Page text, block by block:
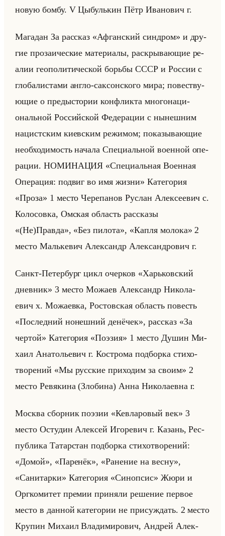
но­вую бомбу. V Цы­булькин Пётр Ива­но­вич г.
Ма­га­дан За рас­сказ «Афганский синдром» и дру­
гие про­за­иче­ские ма­те­ри­алы, рас­кры­ва­ющие ре­
алии гео­по­ли­ти­че­ской борьбы СССР и Рос­сии с
гло­ба­ли­ста­ми англо-сак­сон­ско­го мира; по­вест­ву­
ющие о предыс­то­рии кон­флик­та мно­го­на­ци­
ональной Рос­сийской Фе­де­ра­ции с ны­неш­ним
на­цист­ским ки­ев­ским ре­жи­мом; по­ка­зы­ва­ющие
необ­хо­ди­мость на­ча­ла Спе­ци­альной во­ен­ной опе­
ра­ции. НО­МИ­НА­ЦИЯ «Специальная Военная
Операция: подвиг во имя жизни» Ка­те­го­рия
«Проза» 1 место Че­ре­па­нов Рус­лан Алек­се­евич с.
Ко­ло­сов­ка, Ом­ская об­ласть рас­ска­зы
«(Не)Правда», «Без пилота», «Капля молока» 2
место Мальке­вич Алек­сандр Алек­сан­дро­вич г.
Санкт-Пе­тер­бург цикл очер­ков «Харьковский
дневник» 3 место Мо­жа­ев Алек­сандр Ни­ко­ла­
евич х. Мо­жа­ев­ка, Ро­стов­ская об­ласть по­весть
«Последний нонешний денёчек», рас­сказ «За
чертой» Ка­те­го­рия «Поэзия» 1 место Душин Ми­
ха­ил Ана­то­лье­вич г. Ко­стро­ма под­бор­ка сти­хо­
тво­ре­ний «Мы русские приходим за своим» 2
место Ре­вя­ки­на (Зло­би­на) Анна Ни­ко­ла­ев­на г.
Москва сбор­ник по­эзии «Кевларовый век» 3
место Осту­дин Алек­сей Иго­ре­вич г. Ка­зань, Рес­
пуб­ли­ка Та­тар­стан под­бор­ка сти­хо­тво­ре­ний:
«Домой», «Паренёк», «Ранение на весну»,
«Санитарки» Ка­те­го­рия «Синопсис» Жюри и
Орг­ко­ми­тет пре­мии при­ня­ли ре­ше­ние пер­вое
место в дан­ной ка­те­го­рии не при­суж­дать. 2 место
Кру­пин Ми­ха­ил Вла­ди­ми­ро­вич, Ан­дрей Алек­